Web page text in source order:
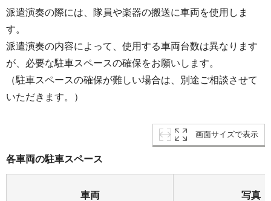
派遣演奏の際には、隊員や楽器の搬送に車両を使用しま
す。
派遣演奏の内容によって、使用する車両台数は異なります
が、必要な駐車スペースの確保をお願いします。
（駐車スペースの確保が難しい場合は、別途ご相談させて
いただきます。）
画面サイズで表示
各車両の駐車スペース
車両 写真